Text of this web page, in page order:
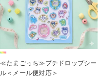
≪たまごっち≫プチドロップシー
ル＜メール便対応＞